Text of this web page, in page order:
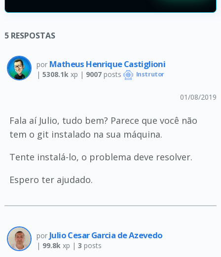
5 RESPOSTAS
por Matheus Henrique Castiglioni
| 5308.1k xp | 9007posts Instrutor
01/08/2019
Fala aí Julio, tudo bem? Parece que você não
tem o git instalado na sua máquina.
Tente instalá-lo, o problema deve resolver.
Espero ter ajudado.
por Julio Cesar Garcia de Azevedo
| 99.8kxp | 3 posts